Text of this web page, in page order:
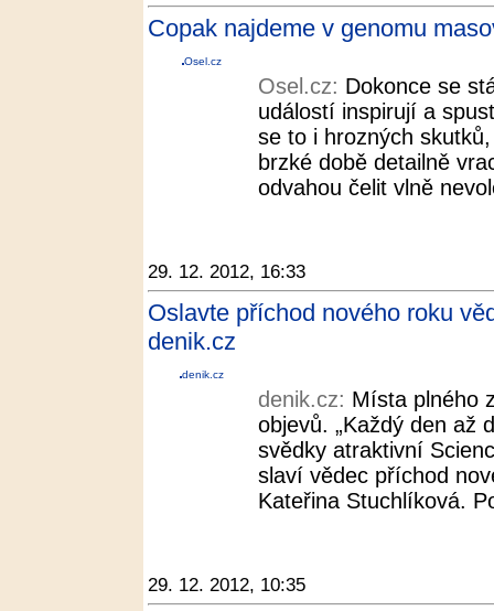
Copak najdeme v genomu
Osel.cz
Osel.cz: Dokonce se
událostí inspirují a
se to i hrozných
brzké době detailně
odvahou čelit vlně
29. 12. 2012, 16:33
Oslavte příchod nového roku
denik.cz
denik.cz
denik.cz: Místa plného
objevů. „Každý den až
svědky atraktivní
slaví vědec příchod
Kateřina Stuchlíková.
29. 12. 2012, 10:35